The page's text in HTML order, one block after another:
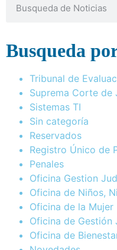
Busqueda
Tribunal de
Suprema Corte de
Sistemas TI
Sin categoría
Reservados
Registro Único de
Penales
Oficina Gestion
Oficina de Niños,
Oficina de la Mujer
Oficina de Gestión
Oficina de